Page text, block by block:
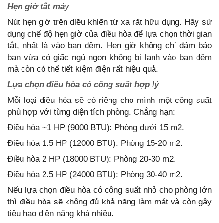
Hẹn giờ tắt máy
Nút hẹn giờ trên điều khiển từ xa rất hữu dụng. Hãy sử
dụng chế độ hẹn giờ của điều hòa để lựa chọn thời gian
tắt, nhất là vào ban đêm. Hẹn giờ không chỉ đảm bảo
bạn vừa có giấc ngủ ngon không bị lạnh vào ban đêm
mà còn có thể tiết kiệm điện rất hiệu quả.
Lựa chọn điều hòa có công suất hợp lý
Mỗi loại điều hòa sẽ có riêng cho mình một công suất
phù hợp với từng diện tích phòng. Chẳng hạn:
Điều hòa ~1 HP (9000 BTU): Phòng dưới 15 m2.
Điều hòa 1.5 HP (12000 BTU): Phòng 15-20 m2.
Điều hòa 2 HP (18000 BTU): Phòng 20-30 m2.
Điều hòa 2.5 HP (24000 BTU): Phòng 30-40 m2.
Nếu lựa chọn điều hòa có công suất nhỏ cho phòng lớn
thì điều hòa sẽ không đủ khả năng làm mát và còn gây
tiêu hao điện năng khá nhiều.